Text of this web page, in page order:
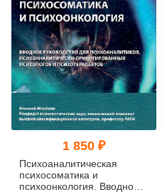
1 850 ₽
Психоаналитическая
психосоматика и
психоонкология. Вводное